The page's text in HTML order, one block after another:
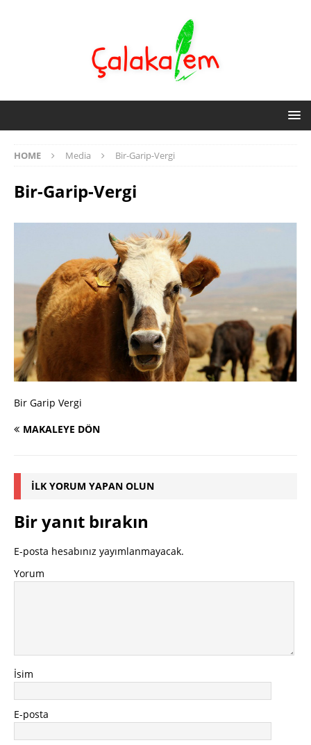
HOME Media Bir-Garip-Vergi
Bir-Garip-Vergi
Bir Garip Vergi
MAKALEYE DÖN
İLK YORUM YAPAN OLUN
Bir yanıt bırakın
E-posta hesabınız yayımlanmayacak.
Yorum
İsim
E-posta